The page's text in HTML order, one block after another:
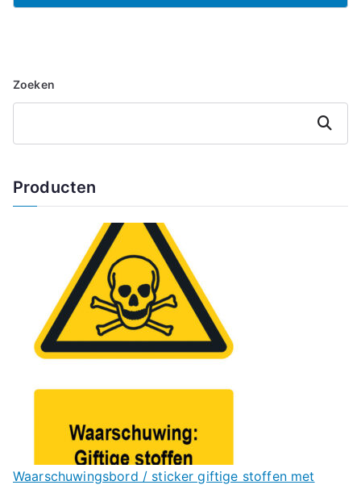
Zoeken
Zoeken
Producten
Waarschuwingsbord / sticker giftige stoffen met